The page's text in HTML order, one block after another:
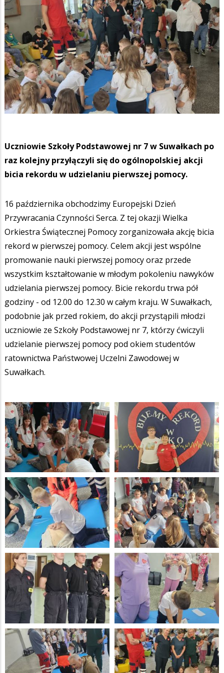
Uczniowie Szkoły Podstawowej nr 7 w Suwałkach po
raz kolejny przyłączyli się do ogólnopolskiej akcji
bicia rekordu w udzielaniu pierwszej pomocy.
16 października obchodzimy Europejski Dzień
Przywracania Czynności Serca. Z tej okazji Wielka
Orkiestra Świątecznej Pomocy zorganizowała akcję bicia
rekord w pierwszej pomocy. Celem akcji jest wspólne
promowanie nauki pierwszej pomocy oraz przede
wszystkim kształtowanie w młodym pokoleniu nawyków
udzielania pierwszej pomocy. Bicie rekordu trwa pół
godziny - od 12.00 do 12.30 w całym kraju. W Suwałkach,
podobnie jak przed rokiem, do akcji przystąpili młodzi
uczniowie ze Szkoły Podstawowej nr 7, którzy ćwiczyli
udzielanie pierwszej pomocy pod okiem studentów
ratownictwa Państwowej Uczelni Zawodowej w
Suwałkach.